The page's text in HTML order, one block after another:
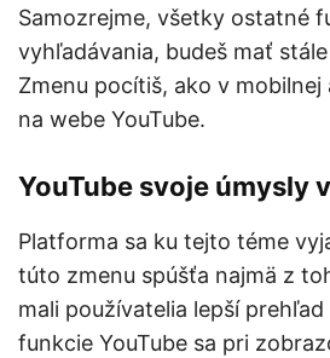
Samozrejme, všetky ostatné
vyhľadávania, budeš mať
Zmenu pocítiš, ako v mobilnej
na webe YouTube.
YouTube svoje úmysly
Platforma sa ku tejto téme
túto zmenu spúšťa najmä z
mali používatelia lepší
funkcie YouTube sa pri